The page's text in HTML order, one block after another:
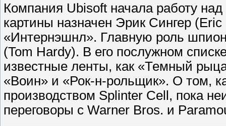
Компания Ubisoft начала работу
картины назначен Эрик Сингер
«Интернэшнл». Главную роль
(Tom Hardy). В его послужном
известные ленты, как «Темный
«Воин» и «Рок-н-рольщик». О том,
производством Splinter Cell, пока
переговоры с Warner Bros. и